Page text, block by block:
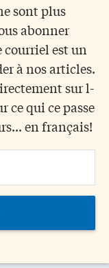
sont plus
abonner
est un
à nos articles.
sur l-
ce qui ce passe
en français!